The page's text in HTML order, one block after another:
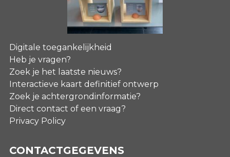
Digitale toegankelijkheid
Heb je vragen?
Zoek je het laatste nieuws?
Interactieve kaart definitief ontwerp
Zoek je achtergrondinformatie?
Direct contact of een vraag?
Privacy Policy
CONTACTGEGEVENS